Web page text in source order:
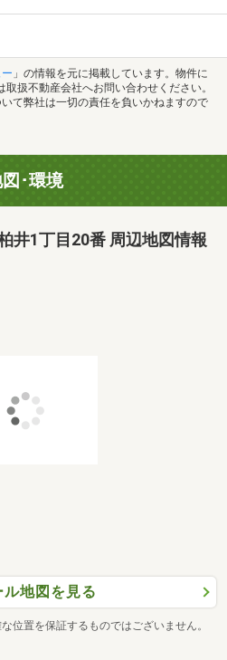
」の情報を元に掲載しています。物件に
扱不動産会社へお問い合わせください。
て弊社は一切の責任を負いかねますので
･環境
井1丁目20番 周辺地図情報
ル地図を見る
位置を保証するものではございません。